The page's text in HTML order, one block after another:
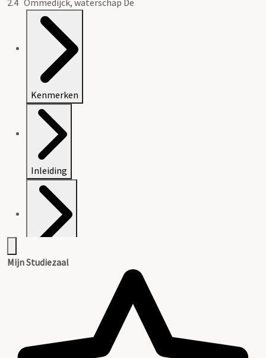
Kenmerken
Inleiding
Mijn Studiezaal